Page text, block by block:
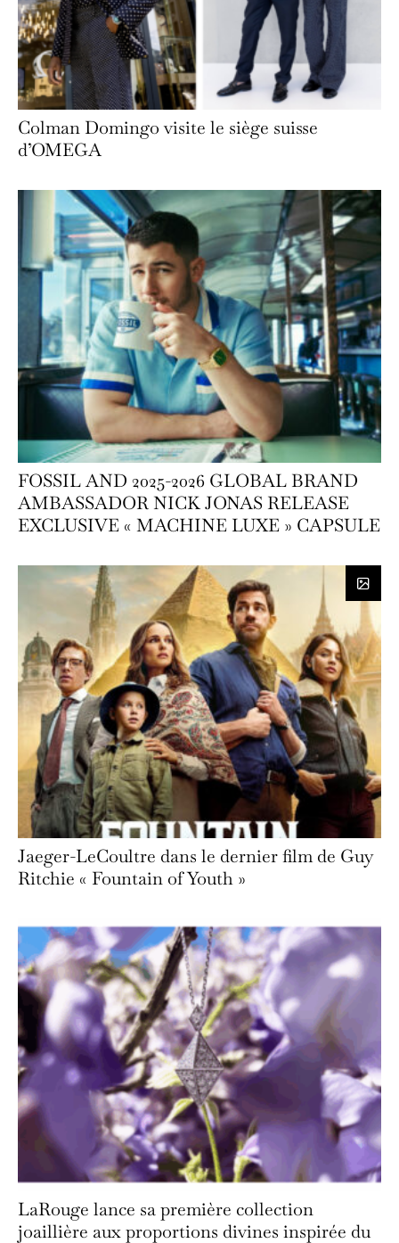
Colman Domingo visite le siège suisse
d’OMEGA
FOSSIL AND 2025-2026 GLOBAL BRAND
AMBASSADOR NICK JONAS RELEASE
EXCLUSIVE « MACHINE LUXE » CAPSULE
Jaeger-LeCoultre dans le dernier film de Guy
Ritchie « Fountain of Youth »
LaRouge lance sa première collection
joaillière aux proportions divines inspirée du